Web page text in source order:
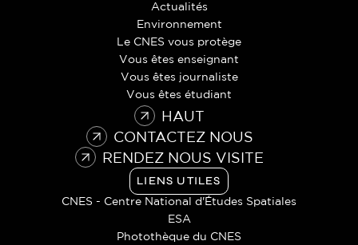
Actualités
Environnement
Le CNES vous protège
Vous êtes enseignant
Vous êtes journaliste
Vous êtes étudiant
HAUT
CONTACTEZ NOUS
RENDEZ NOUS VISITE
LIENS UTILES
CNES - Centre National d'Études Spatiales
ESA
Photothèque du CNES